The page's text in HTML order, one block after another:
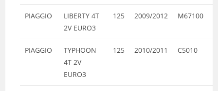
PIAGGIO
LIBERTY 4T
2V EURO3
125 2009/2012 M67100
PIAGGIO
TYPHOON
4T 2V
EURO3
125 2010/2011 C5010